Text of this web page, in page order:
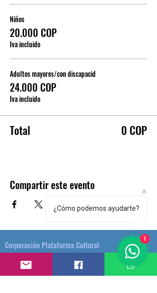
Niños
20.000 COP
Iva incluido
Adultos mayores/con discapacid
24.000 COP
Iva incluido
Total 0 COP
Compartir este evento
Corporación Plataforma Cultural
Entidad sin ánimo de lucro, especializada en la
creación y prestación de servicios Artísticos y
Culturales.
¿Cómo podemos ayudarte?
1